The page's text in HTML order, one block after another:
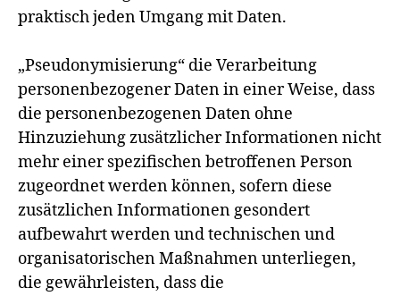
praktisch jeden Umgang mit Daten.
„Pseudonymisierung“ die Verarbeitung
personenbezogener Daten in einer Weise, dass
die personenbezogenen Daten ohne
Hinzuziehung zusätzlicher Informationen nicht
mehr einer spezifischen betroffenen Person
zugeordnet werden können, sofern diese
zusätzlichen Informationen gesondert
aufbewahrt werden und technischen und
organisatorischen Maßnahmen unterliegen,
die gewährleisten, dass die